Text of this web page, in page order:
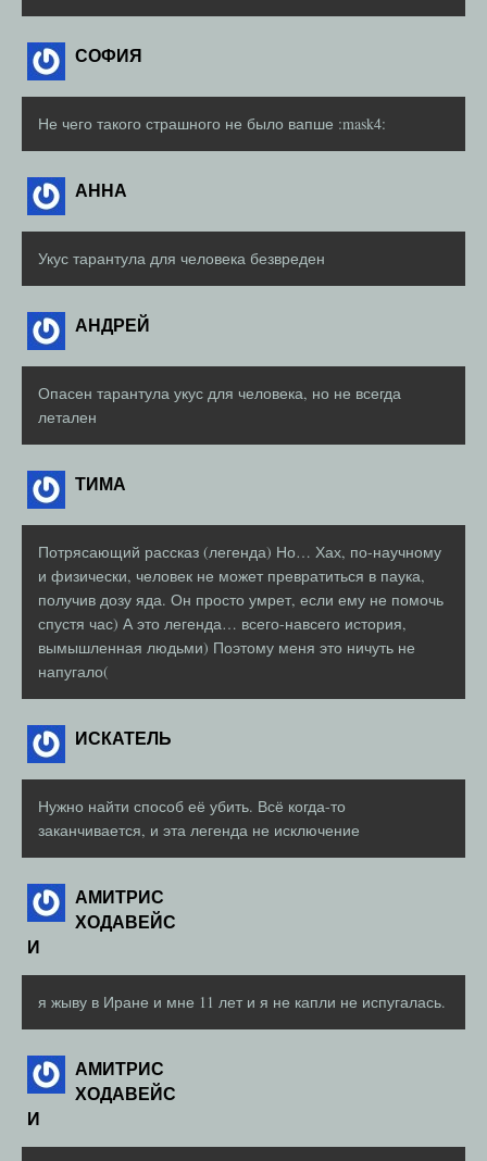
СОФИЯ
Не чего такого страшного не было вапше :mask4:
АННА
Укус тарантула для человека безвреден
АНДРЕЙ
Опасен тарантула укус для человека, но не всегда
летален
ТИМА
Потрясающий рассказ (легенда) Но… Хах, по-научному
и физически, человек не может превратиться в паука,
получив дозу яда. Он просто умрет, если ему не помочь
спустя час) А это легенда… всего-навсего история,
вымышленная людьми) Поэтому меня это ничуть не
напугало(
ИСКАТЕЛЬ
Нужно найти способ её убить. Всё когда-то
заканчивается, и эта легенда не исключение
АМИТРИС
ХОДАВЕЙС
И
я жыву в Иране и мне 11 лет и я не капли не испугалась.
АМИТРИС
ХОДАВЕЙС
И